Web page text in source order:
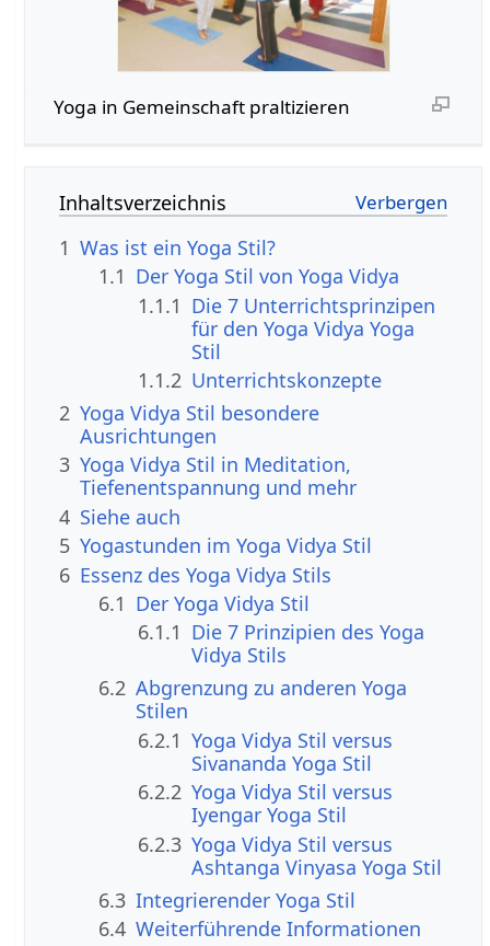
Yoga in Gemeinschaft praltizieren
Inhaltsverzeichnis
1 Was ist ein Yoga Stil?
1.1 Der Yoga Stil von Yoga Vidya
1.1.1 Die 7 Unterrichtsprinzipen
für den Yoga Vidya Yoga
Stil
1.1.2 Unterrichtskonzepte
2 Yoga Vidya Stil besondere
Ausrichtungen
3 Yoga Vidya Stil in Meditation,
Tiefenentspannung und mehr
4 Siehe auch
5 Yogastunden im Yoga Vidya Stil
6 Essenz des Yoga Vidya Stils
6.1 Der Yoga Vidya Stil
6.1.1 Die 7 Prinzipien des Yoga
Vidya Stils
6.2 Abgrenzung zu anderen Yoga
Stilen
6.2.1 Yoga Vidya Stil versus
Sivananda Yoga Stil
6.2.2 Yoga Vidya Stil versus
Iyengar Yoga Stil
6.2.3 Yoga Vidya Stil versus
Ashtanga Vinyasa Yoga Stil
6.3 Integrierender Yoga Stil
6.4 Weiterführende Informationen